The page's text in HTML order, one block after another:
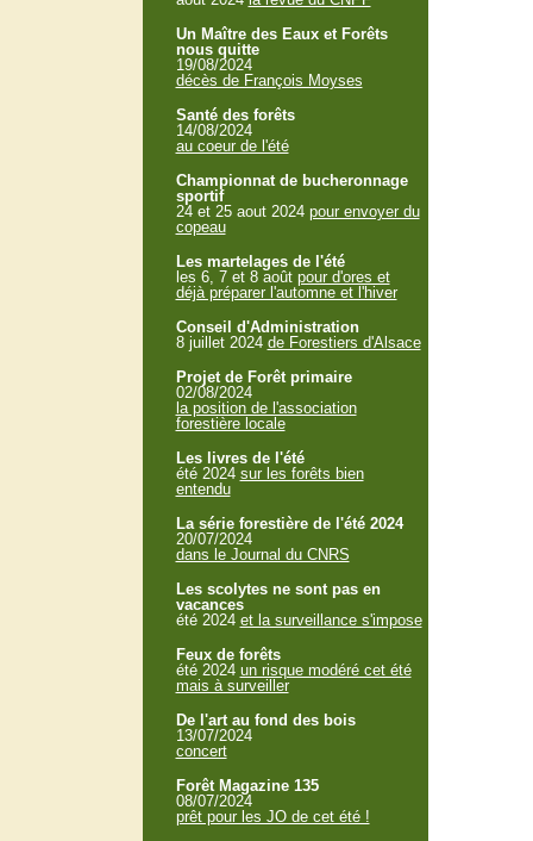
Un Maître des Eaux et Forêts
nous quitte
19/08/2024
décès de François Moyses
Santé des forêts
14/08/2024
au coeur de l'été
Championnat de bucheronnage
sportif
24 et 25 aout 2024 pour envoyer du
copeau
Les martelages de l'été
les 6, 7 et 8 août pour d'ores et
déjà préparer l'automne et l'hiver
Conseil d'Administration
8 juillet 2024 de Forestiers d'Alsace
Projet de Forêt primaire
02/08/2024
la position de l'association
forestière locale
Les livres de l'été
été 2024 sur les forêts bien
entendu
La série forestière de l'été 2024
20/07/2024
dans le Journal du CNRS
Les scolytes ne sont pas en
vacances
été 2024 et la surveillance s'impose
Feux de forêts
été 2024 un risque modéré cet été
mais à surveiller
De l'art au fond des bois
13/07/2024
concert
Forêt Magazine 135
08/07/2024
prêt pour les JO de cet été !